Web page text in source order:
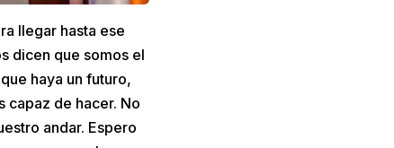
llegar hasta ese
dicen que somos el
haya un futuro,
capaz de hacer. No
andar. Espero